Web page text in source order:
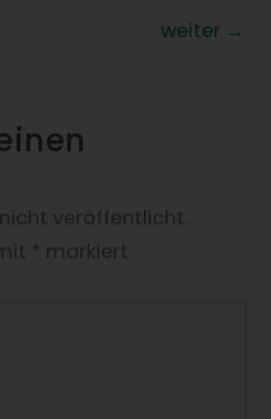
weiter →
veröffentlicht.
markiert